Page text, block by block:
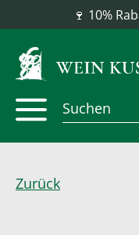
📦
Zurück